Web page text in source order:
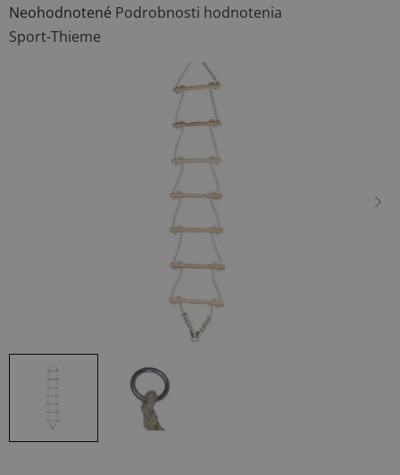
Priemerné
hodnotenie
Neohodnotené Podrobnosti hodnotenia
Sport-Thieme